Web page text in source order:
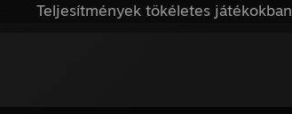
Teljesítmények tökéletes játékokban